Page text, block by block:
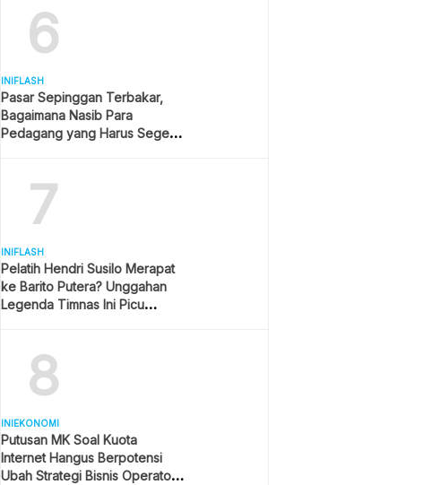
6
INIFLASH
Pasar Sepinggan Terbakar,
Bagaimana Nasib Para
Pedagang yang Harus Segera
7
INIFLASH
Pelatih Hendri Susilo Merapat
ke Barito Putera? Unggahan
Legenda Timnas Ini Picu
8
INIEKONOMI
Putusan MK Soal Kuota
Internet Hangus Berpotensi
Ubah Strategi Bisnis Operator